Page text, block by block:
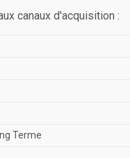
canaux d'acquisition :
Terme